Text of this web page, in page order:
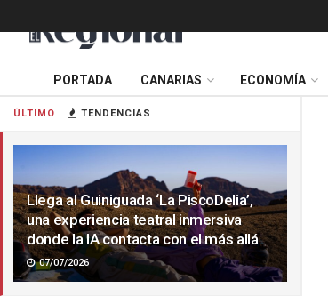
ÚLTIMO TENDENCIAS
Llega al Guiniguada ‘La PiscoDelia’,
una experiencia teatral inmersiva
donde la IA contacta con el más allá
07/07/2026
PORTADA CANARIAS ECONOMÍA